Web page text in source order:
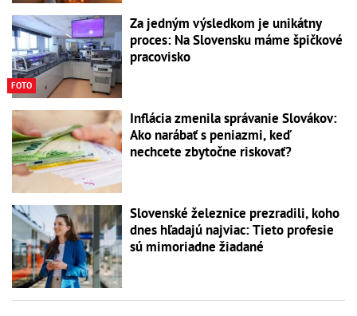
FOTO
Za jedným výsledkom je unikátny
proces: Na Slovensku máme špičkové
pracovisko
Inflácia zmenila správanie Slovákov:
Ako narábať s peniazmi, keď
nechcete zbytočne riskovať?
Slovenské železnice prezradili, koho
dnes hľadajú najviac: Tieto profesie
sú mimoriadne žiadané